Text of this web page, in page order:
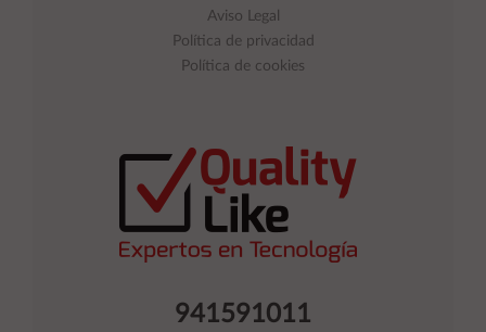
941591011
Aviso Legal
Política de privacidad
Política de cookies